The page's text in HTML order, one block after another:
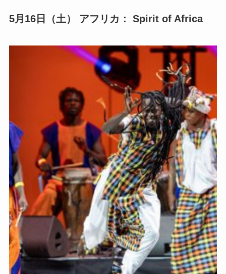
5月16日（土） アフリカ： Spirit of Africa